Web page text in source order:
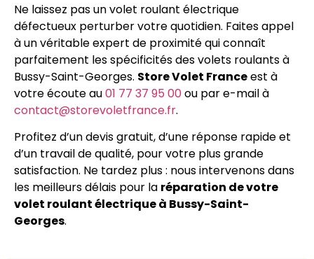
Ne laissez pas un volet roulant électrique
défectueux perturber votre quotidien. Faites appel
à un véritable expert de proximité qui connaît
parfaitement les spécificités des volets roulants à
Bussy-Saint-Georges. Store Volet Franceest à
votre écoute au01 77 37 95 00ou par e-mail à
contact@storevoletfrance.fr.
Profitez d’un devis gratuit, d’une réponse rapide et
d’un travail de qualité, pour votre plus grande
satisfaction. Ne tardez plus : nous intervenons dans
les meilleurs délais pour la réparation de votre
volet roulant électrique à Bussy-Saint-
Georges.